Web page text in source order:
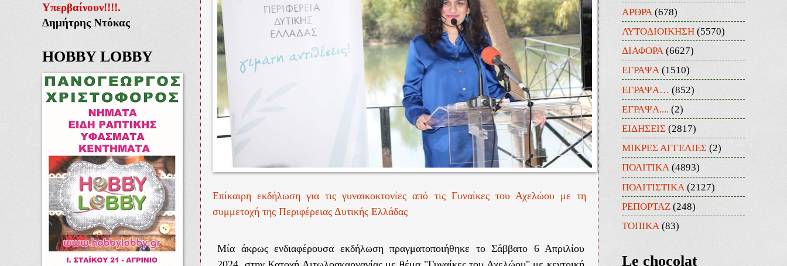
Επίκαιρη εκδήλωση για τις γυναικοκτονίες από τις Γυναίκες του Αχελώου με τη
συμμετοχή της Περιφέρειας Δυτικής Ελλάδας
Μία άκρως ενδιαφέρουσα εκδήλωση πραγματοποιήθηκε το Σάββατο 6 Απριλίου
Υπερβαίνουν!!!!.
Δημήτρης Ντόκας
HOBBY LOBBY
ΑΡΘΡΑ (678)
ΑΥΤΟΔΙΟΙΚΗΣΗ (5570)
ΔΙΑΦΟΡΑ (6627)
ΕΓΡΑΨΑ (1510)
ΕΓΡΑΨΑ… (852)
ΕΓΡΑΨΑ.... (2)
ΕΙΔΗΣΕΙΣ (2817)
ΜΙΚΡΕΣ ΑΓΓΕΛΙΕΣ (2)
ΠΟΛΙΤΙΚΑ (4893)
ΠΟΛΙΤΙΣΤΙΚΑ (2127)
ΡΕΠΟΡΤΑΖ (248)
ΤΟΠΙΚΑ (83)
Le chocolat